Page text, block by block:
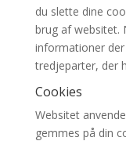
du slette dine
brug af websitet.
informationer
tredjeparter, der
Cookies
Websitet
gemmes på din